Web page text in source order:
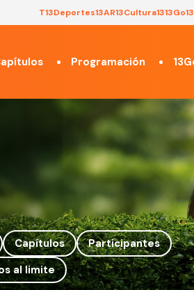
T13Deportes13AR13Cultura1313Go
Programación
Capítulos
Participantes
al limite